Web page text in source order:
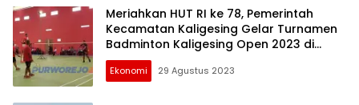
Meriahkan HUT RI ke 78, Pemerintah
Kecamatan Kaligesing Gelar Turnamen
Badminton Kaligesing Open 2023 di
Desa Tlogobulu
Ekonomi 29 Agustus 2023